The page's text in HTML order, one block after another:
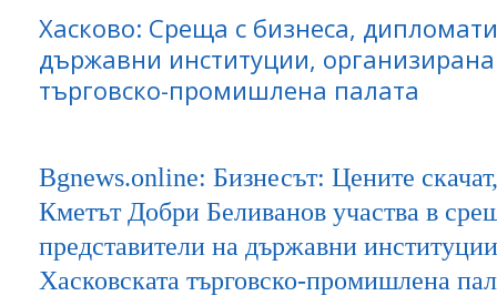
Хасково: Среща с бизнеса,
държавни институции, организирана
търговско-промишлена палата
Bgnews.online: Бизнесът: Цените
Кметът Добри Беливанов участва в
представители на държавни
Хасковската търговско-промишлена